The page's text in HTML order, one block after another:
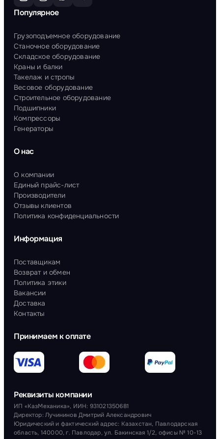
Популярное
Грузоподъемное оборудование
Станочное оборудование
Складское оборудование
Краны и балки
Такелаж и стропы
Весовое оборудование
Строительное оборудование
Подшипники
Компрессоры
Генераторы
О нас
О компании
Единый прайс-лист
Производители
Отзывы клиентов
Политика конфиденциальности
Информация
Поставщикам
Возврат и обмен
Политика этики
Вакансии
Доставка
Контакты
Принимаем к оплате
Реквизиты компании
ИП «КазМеханика», ИИН: 931021350681
Директор: Лучининов Дмитрий Александрович
Юридический и фактический адрес: Казахстан, Павлодарская
область, 140000, г. Павлодар, ул. Бакинская 1/2, офисы № 10-13